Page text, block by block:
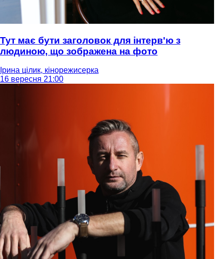
Тут має бути заголовок для інтерв'ю з
людиною, що зображена на фото
Ірина цілик, кінорежисерка
16 вересня 21:00